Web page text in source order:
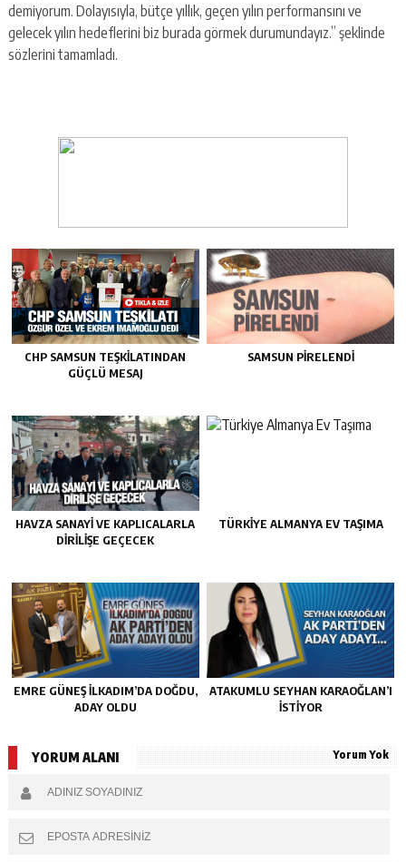
demiyorum. Dolayısıyla, bütçe yıllık, geçen yılın performansını ve
gelecek yılın hedeflerini biz burada görmek durumundayız.” şeklinde
sözlerini tamamladı.
CHP SAMSUN TEŞKILATINDAN
GÜÇLÜ MESAJ
SAMSUN PIRELENDI
HAVZA SANAYI VE KAPLICALARLA
DIRILIŞE GEÇECEK
TÜRKIYE ALMANYA EV TAŞIMA
EMRE GÜNEŞ İLKADIM’DA DOĞDU,
ADAY OLDU
ATAKUMLU SEYHAN KARAOĞLAN’I
İSTIYOR
YORUM ALANI Yorum Yok